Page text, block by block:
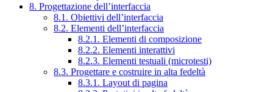
8. Progettazione dell’interfaccia
8.1. Obiettivi dell’interfaccia
8.2. Elementi dell’interfaccia
8.2.1. Elementi di composizione
8.2.2. Elementi interattivi
8.2.3. Elementi testuali (microtesti)
8.3. Progettare e costruire in alta fedeltà
8.3.1. Layout di pagina